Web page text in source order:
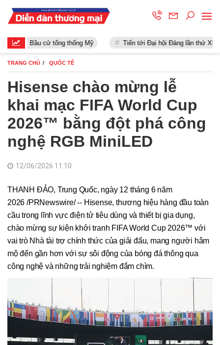
Bầu cử tổng thống Mỹ Tiến tới Đại hội Đảng lần thứ XIII
TRANG CHỦ QUỐC TẾ
Hisense chào mừng lễ
khai mạc FIFA World Cup
2026™ bằng đột phá công
nghệ RGB MiniLED
12/06/2026 11:10
THANH ĐẢO, Trung Quốc, ngày 12 tháng 6 năm
2026 /PRNewswire/ -- Hisense, thương hiệu hàng đầu toàn
cầu trong lĩnh vực điện tử tiêu dùng và thiết bị gia dụng,
chào mừng sự kiện khởi tranh FIFA World Cup 2026™ với
vai trò Nhà tài trợ chính thức của giải đấu, mang người hâm
mộ đến gần hơn với sự sôi động của bóng đá thông qua
công nghệ và những trải nghiệm đắm chìm.